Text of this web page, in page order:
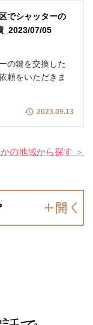
でシャッターの
_2023/07/05
の鍵を交換した
頼をいただきま
2023.09.13
の地域から探す ＞